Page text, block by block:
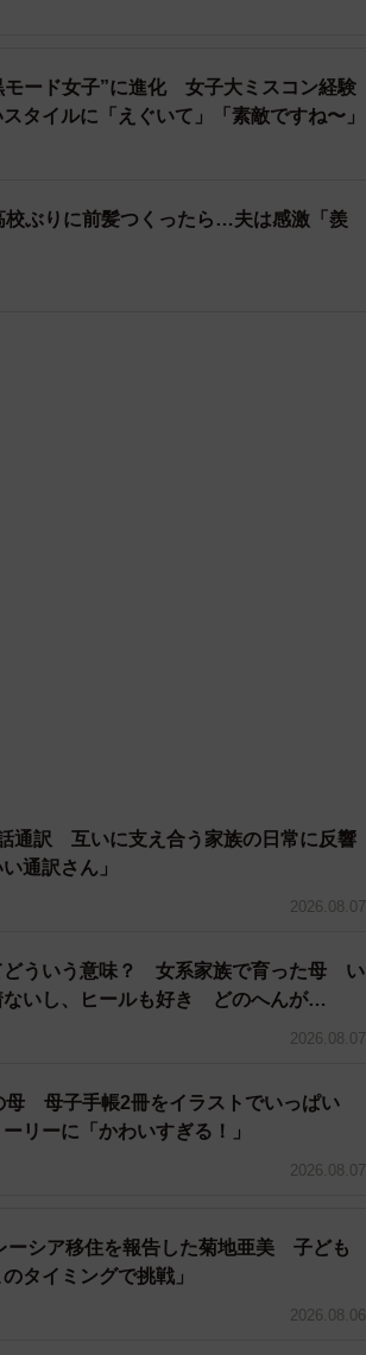
ード女子”に進化 女子大ミスコン経験
タイルに「えぐいて」「素敵ですね〜」
ぶりに前髪つくったら…夫は感激「羨
通訳 互いに支え合う家族の日常に反響
通訳さん」
2026.08.07
どういう意味？ 女系家族で育った母 い
ないし、ヒールも好き どのへんが…
2026.08.07
母 母子手帳2冊をイラストでいっぱい
リーに「かわいすぎる！」
2026.08.07
ーシア移住を報告した菊地亜美 子ども
タイミングで挑戦」
2026.08.06